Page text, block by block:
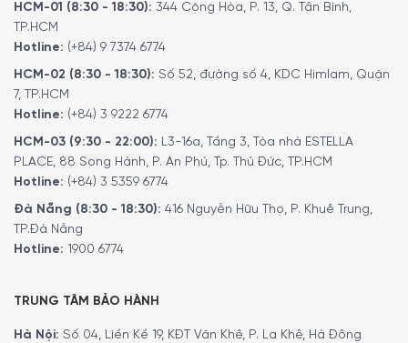
lượng ấn tượng mức A
HCM-01 (8:30 - 18:30): 344 Cộng Hòa, P. 13, Q. Tân Bình,
TP.HCM
Hotline: (+84) 9 7374 6774
HCM-02 (8:30 - 18:30): Số 52, đường số 4, KDC Himlam, Quận
7, TP.HCM
Hotline: (+84) 3 9222 6774
HCM-03 (9:30 - 22:00): L3-16a, Tầng 3, Tòa nhà ESTELLA
PLACE, 88 Song Hành, P. An Phú, Tp. Thủ Đức, TP.HCM
Hotline: (+84) 3 5359 6774
Đà Nẵng (8:30 - 18:30): 416 Nguyễn Hữu Thọ, P. Khuê Trung,
TP.Đà Nẵng
Hotline: 1900 6774
TRUNG TÂM BẢO HÀNH
Hà Nội: Số 04, Liền Kề 19, KĐT Văn Khê, P. La Khê, Hà Đông